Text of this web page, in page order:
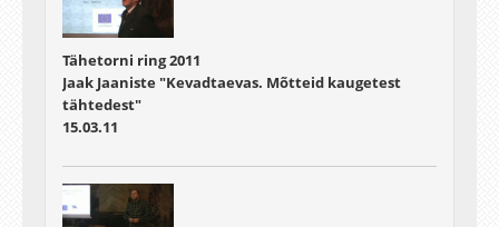
Tähetorni ring 2011
Jaak Jaaniste "Kevadtaevas. Mõtteid kaugetest
tähtedest"
15.03.11